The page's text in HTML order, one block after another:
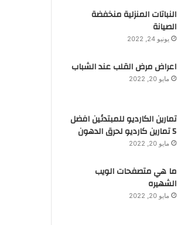
النباتات المنزلية منخفضة
الصيانة
يونيو 24, 2022
اعراض مرض القلب عند الشباب
مايو 20, 2022
تمارين الكارديو للمبتدئين افضل
5 تمارين كارديو لحرق الدهون
مايو 20, 2022
ما هي متصفحات الويب
الشهيره
مايو 20, 2022